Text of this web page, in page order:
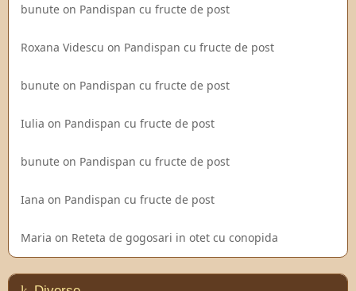
bunute on Pandispan cu fructe de post
Roxana Videscu on Pandispan cu fructe de post
bunute on Pandispan cu fructe de post
Iulia on Pandispan cu fructe de post
bunute on Pandispan cu fructe de post
Iana on Pandispan cu fructe de post
Maria on Reteta de gogosari in otet cu conopida